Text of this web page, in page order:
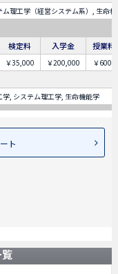
理工学（経営システム系）, 生命
検定料 入学金 授業料
￥35,000 ￥200,000 ￥
, システム理工学, 生命機能学
ト